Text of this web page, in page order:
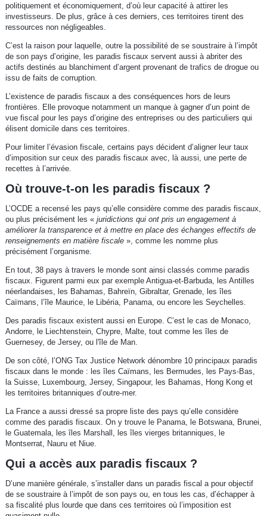
politiquement et économiquement, d’où leur capacité à attirer les
investisseurs. De plus, grâce à ces derniers, ces territoires tirent des
ressources non négligeables.
C’est la raison pour laquelle, outre la possibilité de se soustraire à l’impôt
de son pays d’origine, les paradis fiscaux servent aussi à abriter des
actifs destinés au blanchiment d’argent provenant de trafics de drogue ou
issu de faits de corruption.
L’existence de paradis fiscaux a des conséquences hors de leurs
frontières. Elle provoque notamment un manque à gagner d’un point de
vue fiscal pour les pays d’origine des entreprises ou des particuliers qui
élisent domicile dans ces territoires.
Pour limiter l’évasion fiscale, certains pays décident d’aligner leur taux
d’imposition sur ceux des paradis fiscaux avec, là aussi, une perte de
recettes à l’arrivée.
Où trouve-t-on les paradis fiscaux ?
L’OCDE a recensé les pays qu’elle considère comme des paradis fiscaux,
ou plus précisément les « juridictions qui ont pris un engagement à
améliorer la transparence et à mettre en place des échanges effectifs de
renseignements en matière fiscale», comme les nomme plus
précisément l’organisme.
En tout, 38 pays à travers le monde sont ainsi classés comme paradis
fiscaux. Figurent parmi eux par exemple Antigua-et-Barbuda, les Antilles
néerlandaises, les Bahamas, Bahreïn, Gibraltar, Grenade, les îles
Caïmans, l’île Maurice, le Libéria, Panama, ou encore les Seychelles.
Des paradis fiscaux existent aussi en Europe. C’est le cas de Monaco,
Andorre, le Liechtenstein, Chypre, Malte, tout comme les îles de
Guernesey, de Jersey, ou l'île de Man.
De son côté, l’ONG Tax Justice Network dénombre 10 principaux paradis
fiscaux dans le monde : les îles Caïmans, les Bermudes, les Pays-Bas,
la Suisse, Luxembourg, Jersey, Singapour, les Bahamas, Hong Kong et
les territoires britanniques d’outre-mer.
La France a aussi dressé sa propre liste des pays qu’elle considère
comme des paradis fiscaux. On y trouve le Panama, le Botswana, Brunei,
le Guatemala, les îles Marshall, les îles vierges britanniques, le
Montserrat, Nauru et Niue.
Qui a accès aux paradis fiscaux ?
D’une manière générale, s’installer dans un paradis fiscal a pour objectif
de se soustraire à l’impôt de son pays ou, en tous les cas, d’échapper à
sa fiscalité plus lourde que dans ces territoires où l’imposition est